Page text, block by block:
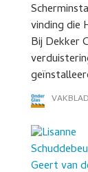
vinding die
Bij Dekker